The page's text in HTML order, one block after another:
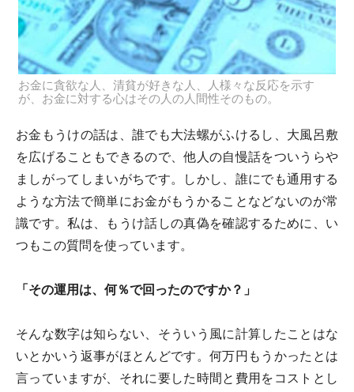
お金に貪欲な人、清貧が好きな人、人様々な反応を示す
が、お金に対する心はその人の人間性そのもの。
お金もうけの話は、誰でも大法螺がふけるし、大風呂敷
を広げることもできるので、他人の自慢話をついうらや
ましがってしまいがちです。しかし、誰にでも通用する
ような方法で簡単にお金がもうかることなどないのが常
識です。私は、もうけ話しの真偽を確認するために、い
つもこの質問を使っています。
「その運用は、何％で回ったのですか？」
そんな数字は知らない、そういう風に計算したことはな
いとかいう返事がほとんどです。何万円もうかったとは
言っていますが、それに要した時間と費用をコストとし